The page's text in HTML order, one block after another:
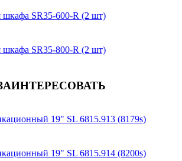
SR35-600-R (2 шт)
SR35-800-R (2 шт)
19" SL 6815.913 (8179s)
19" SL 6815.914 (8200s)